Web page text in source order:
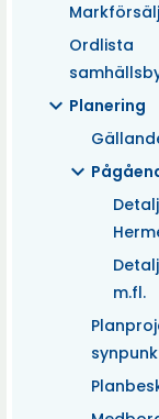
Ordlista
expand_more Planering
expand_more
m.fl.